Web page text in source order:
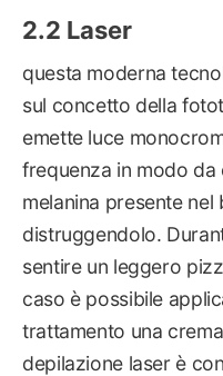
Laser
questa moderna
sul concetto della
emette luce
frequenza in modo da
melanina presente nel
distruggendolo.
sentire un leggero
caso è possibile
trattamento una
depilazione laser è